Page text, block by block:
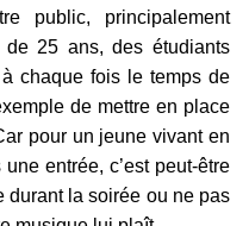
public, principalement
25 ans, des étudiants
chaque fois le temps de
de mettre en place
pour un jeune vivant en
entrée, c’est peut-être
durant la soirée ou ne pas